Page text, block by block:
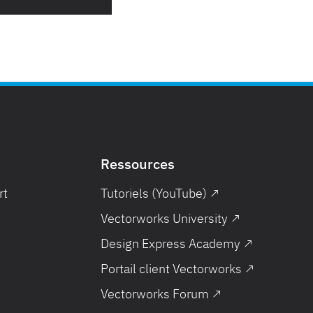
Ressources
Tutoriels (YouTube) ↗
Vectorworks University ↗
Design Express Academy ↗
Portail client Vectorworks ↗
Vectorworks Forum ↗